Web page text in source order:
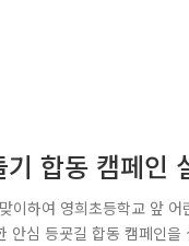
합동 캠페인
이하여 영희초등학교 앞
심 등굣길 합동 캠페인